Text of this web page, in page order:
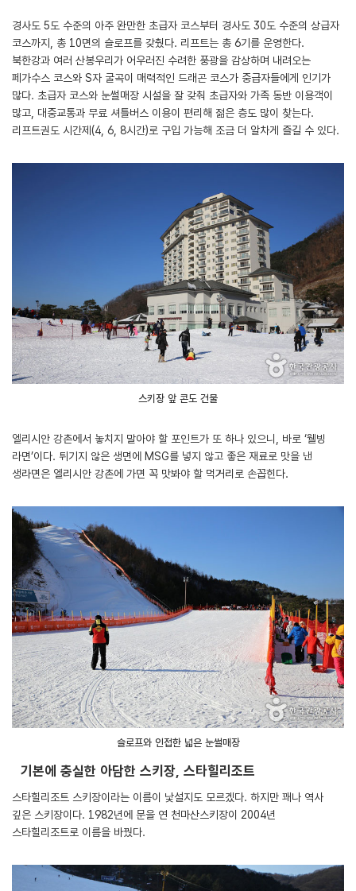
경사도 5도 수준의 아주 완만한 초급자 코스부터 경사도 30도 수준의 상급자
코스까지, 총 10면의 슬로프를 갖췄다. 리프트는 총 6기를 운영한다.
북한강과 여러 산봉우리가 어우러진 수려한 풍광을 감상하며 내려오는
페가수스 코스와 S자 굴곡이 매력적인 드래곤 코스가 중급자들에게 인기가
많다. 초급자 코스와 눈썰매장 시설을 잘 갖춰 초급자와 가족 동반 이용객이
많고, 대중교통과 무료 셔틀버스 이용이 편리해 젊은 층도 많이 찾는다.
리프트권도 시간제(4, 6, 8시간)로 구입 가능해 조금 더 알차게 즐길 수 있다.
스키장 앞 콘도 건물
엘리시안 강촌에서 놓치지 말아야 할 포인트가 또 하나 있으니, 바로 ‘웰빙
라면’이다. 튀기지 않은 생면에 MSG를 넣지 않고 좋은 재료로 맛을 낸
생라면은 엘리시안 강촌에 가면 꼭 맛봐야 할 먹거리로 손꼽힌다.
슬로프와 인접한 넓은 눈썰매장
기본에 충실한 아담한 스키장, 스타힐리조트
스타힐리조트 스키장이라는 이름이 낯설지도 모르겠다. 하지만 꽤나 역사
깊은 스키장이다. 1982년에 문을 연 천마산스키장이 2004년
스타힐리조트로 이름을 바꿨다.